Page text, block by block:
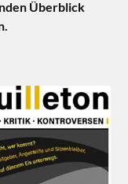
Überblick